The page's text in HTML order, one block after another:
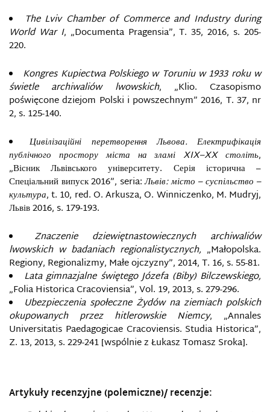
The Lviv Chamber of Commerce and Industry during
World War I, „Documenta Pragensia”, T. 35, 2016, s. 205-
220.
Kongres Kupiectwa Polskiego w Toruniu w 1933 roku w
świetle archiwaliów lwowskich, „Klio. Czasopismo
poświęcone dziejom Polski i powszechnym” 2016, T. 37, nr
2, s. 125-140.
Цивілізаційні перетворення Львова. Електрифікація
публічного простору міста на зламі XIX–XX століть,
„Вісник Львівського університету. Серія історична –
Спеціальний випуск 2016”, seria:Львів: місто – суспільство –
культура, t. 10, red. O. Arkusza, O. Winniczenko, M. Mudryj,
Львів 2016, s. 179-193.
Znaczenie dziewiętnastowiecznych archiwaliów
lwowskich w badaniach regionalistycznych, „Małopolska.
Regiony, Regionalizmy, Małe ojczyzny”, 2014, T. 16, s. 55-81.
Lata gimnazjalne świętego Józefa (Biby) Bilczewskiego,
„Folia Historica Cracoviensia”, Vol. 19, 2013, s. 279-296.
Ubezpieczenia społeczne Żydów na ziemiach polskich
okupowanych przez hitlerowskie Niemcy, „Annales
Universitatis Paedagogicae Cracoviensis. Studia Historica”,
Z. 13, 2013, s. 229-241 [wspólnie z Łukasz Tomasz Sroka].
Artykuły recenzyjne (polemiczne)/ recenzje: